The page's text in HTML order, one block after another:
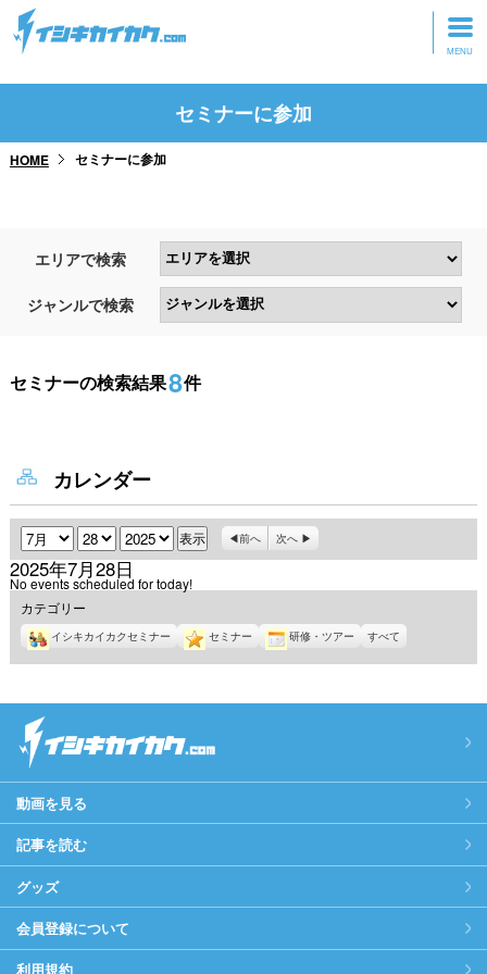
トップページ
研修・ツアーに参加
セミナーに参加
HOME セミナーに参加
エリアで検索
ジャンルで検索
セミナーの検索結果8件
カレンダー
月 日 年 前へ 次へ
2025年7月28日
No events scheduled for today!
カテゴリー
イシキカイカクセミナー セミナー 研修・ツアー すべて
動画を見る
記事を読む
グッズ
会員登録について